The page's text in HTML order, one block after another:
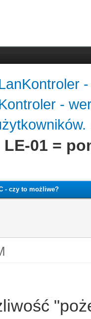
-
01 =
- czy to możliwe?